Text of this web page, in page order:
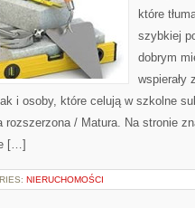
które
szybkiej
dobrym
wspierały
i osoby, które celują w szkolne
rozszerzona / Matura. Na stronie
[…]
NIERUCHOMOŚCI